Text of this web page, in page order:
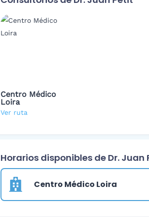
Centro Médico
Loira
Ver ruta
Horarios disponibles de Dr. Juan
Centro Médico Loira